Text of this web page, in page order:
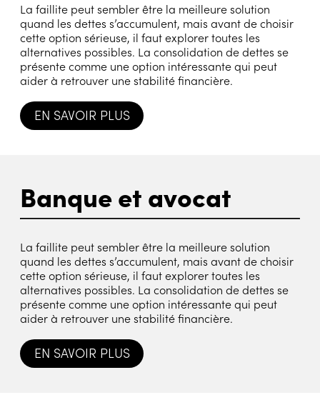
La faillite peut sembler être la meilleure solution
quand les dettes s’accumulent, mais avant de choisir
cette option sérieuse, il faut explorer toutes les
alternatives possibles. La consolidation de dettes se
présente comme une option intéressante qui peut
aider à retrouver une stabilité financière.
EN SAVOIR PLUS
Banque et avocat
La faillite peut sembler être la meilleure solution
quand les dettes s’accumulent, mais avant de choisir
cette option sérieuse, il faut explorer toutes les
alternatives possibles. La consolidation de dettes se
présente comme une option intéressante qui peut
aider à retrouver une stabilité financière.
EN SAVOIR PLUS